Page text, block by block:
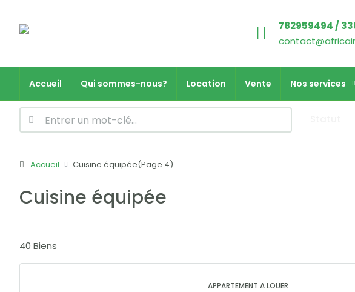
782959494 /
Accueil Qui sommes-nous? Location Vente Nos services
Accueil Cuisine équipée(Page 4)
Cuisine équipée
40 Biens
APPARTEMENT A LOUER